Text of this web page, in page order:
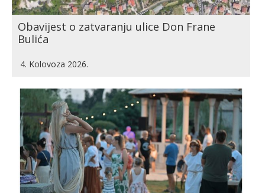
Obavijest o zatvaranju ulice Don Frane
Bulića
4. Kolovoza 2026.